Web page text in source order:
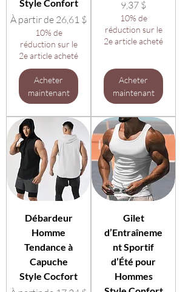
Style Confort
À partir de 26,61 $
Prix promotionnel
10% de
réduction sur le
2e article acheté
Acheter
maintenant
Prix
9,37 $
10% de
réduction sur le
2e article acheté
Acheter
maintenant
Débardeur
Homme
Tendance à
Capuche
Style Cocfort
Gilet
d’Entraîneme
nt Sportif
d’Été pour
Hommes